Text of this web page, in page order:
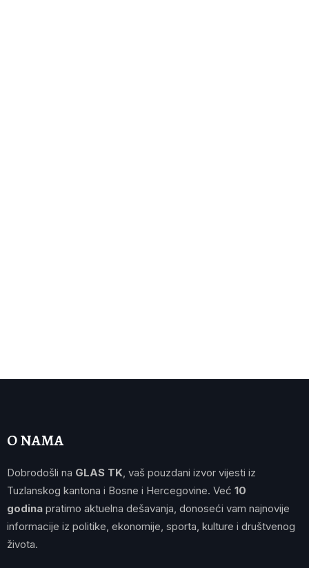
O NAMA
Dobrodošli na GLAS TK , vaš pouzdani izvor vijesti iz
Tuzlanskog kantona i Bosne i Hercegovine. Već 10
godina pratimo aktuelna dešavanja, donoseći vam najnovije
informacije iz politike, ekonomije, sporta, kulture i društvenog
života.